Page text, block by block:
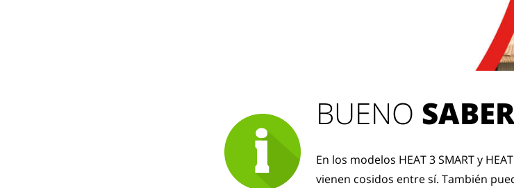
BUENO
En los modelos HEAT 3 SMART y
vienen cosidos entre sí. También